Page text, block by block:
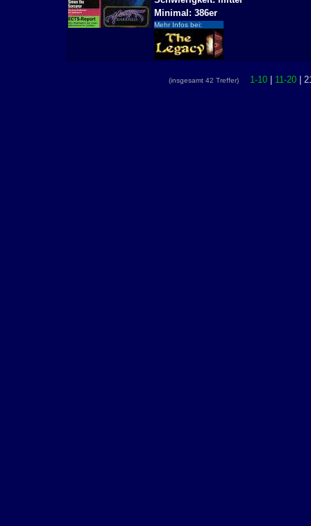
Minimal: 386er
Mehr Infos bei:
(insgesamt 42 Treffer) 1-10| 11-20|